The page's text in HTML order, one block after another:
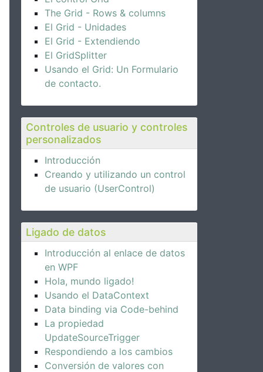
The Grid - Rows & columns
El Grid - Unidades
El Grid - Extendiendo
El GridSplitter
Usando el Grid: Un Formulario
de contacto.
Controles de usuario y controles
personalizados
Introducción
Creando y utilizando un control
de usuario (UserControl)
Ligado de datos
Introducción al enlace de datos
en WPF
Hola, mundo ligado!
Usando el DataContext
Data binding via Code-behind
La propiedad
UpdateSourceTrigger
Respondiendo a los cambios
Conversión de valores con